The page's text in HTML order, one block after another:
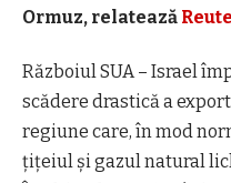
Ormuz, relatează
Războiul SUA – Israel
scădere drastică a
regiune care, în mod
țițeiul și gazul natural